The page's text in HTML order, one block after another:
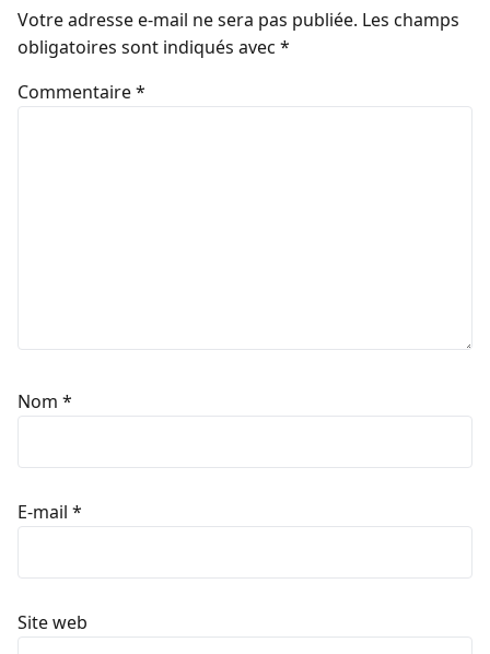
Votre adresse e-mail ne sera pas publiée. Les champs
obligatoires sont indiqués avec *
Commentaire*
Nom *
E-mail *
Site web